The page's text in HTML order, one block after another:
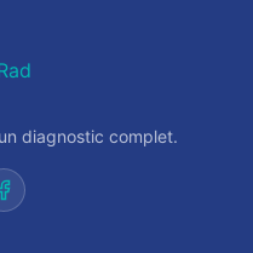
diagnostic complet.